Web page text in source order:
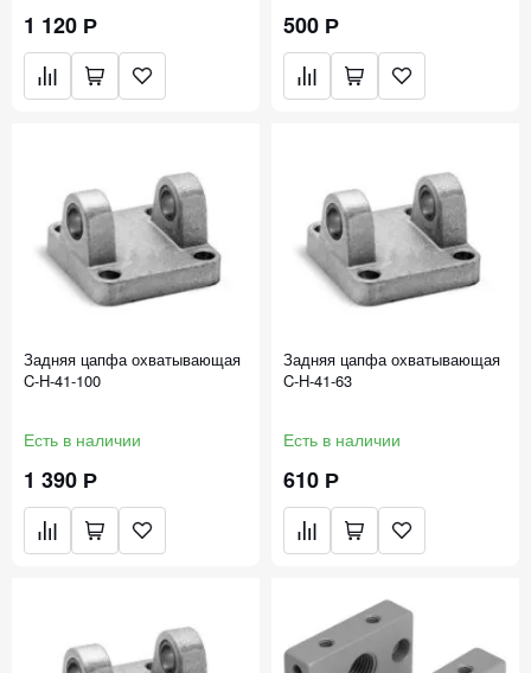
1 120 Р 500 Р
Задняя цапфа охватывающая
C-H-41-100
Есть в наличии
1 390 Р
Задняя цапфа охватывающая
C-H-41-63
Есть в наличии
610 Р